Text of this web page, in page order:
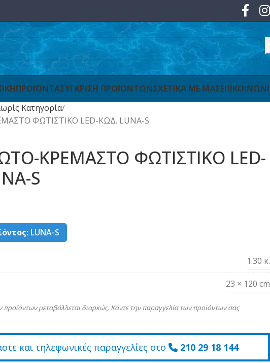
ΠΡΟΪΟΝΤΑΣΥΓΚΡΙΣΗ ΠΡΟΪΟΝΤΩΝΣΧΕΤΙΚΑ ΜΕ ΜΑΣ
Κατηγορία
ΦΩΤΙΣΤΙΚΟ LED-ΚΩΔ. LUNA-S
ΚΡΕΜΑΣΤΟ ΦΩΤΙΣΤΙΚΟ LED-
S
LUNA-S
1.30 κ.
23 × 120 cm
προϊόντων μεταβάλλεται διαρκώς. Κάντε την παραγγελία των προϊόντων σας
και τηλεφωνικές παραγγελίες στο 210 29 18 144